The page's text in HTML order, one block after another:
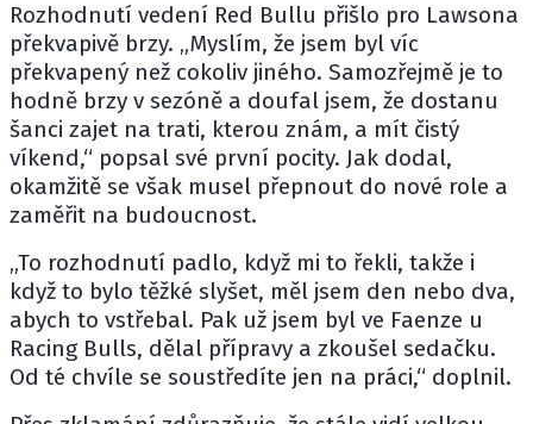
Rozhodnutí vedení Red Bullu přišlo pro Lawsona
překvapivě brzy. „Myslím, že jsem byl víc
překvapený než cokoliv jiného. Samozřejmě je to
hodně brzy v sezóně a doufal jsem, že dostanu
šanci zajet na trati, kterou znám, a mít čistý
víkend,“ popsal své první pocity. Jak dodal,
okamžitě se však musel přepnout do nové role a
zaměřit na budoucnost.
„To rozhodnutí padlo, když mi to řekli, takže i
když to bylo těžké slyšet, měl jsem den nebo dva,
abych to vstřebal. Pak už jsem byl ve Faenze u
Racing Bulls, dělal přípravy a zkoušel sedačku.
Od té chvíle se soustředíte jen na práci,“ doplnil.